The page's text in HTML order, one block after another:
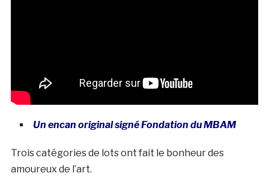
Un encan original signé Fondation du MBAM
Trois catégories de lots ont fait le bonheur des
amoureux de l’art.